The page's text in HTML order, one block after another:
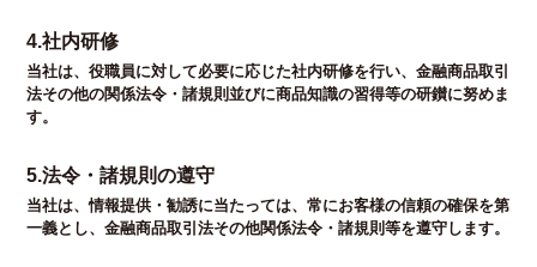
4.社内研修
当社は、役職員に対して必要に応じた社内研修を行い、金融商品取引
法その他の関係法令・諸規則並びに商品知識の習得等の研鑚に努めま
す。
5.法令・諸規則の遵守
当社は、情報提供・勧誘に当たっては、常にお客様の信頼の確保を第
一義とし、金融商品取引法その他関係法令・諸規則等を遵守します。